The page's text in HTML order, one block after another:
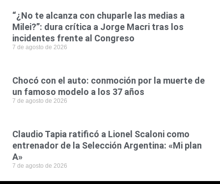
“¿No te alcanza con chuparle las medias a
Milei?”: dura crítica a Jorge Macri tras los
incidentes frente al Congreso
7 de agosto de 2026
Chocó con el auto: conmoción por la muerte de
un famoso modelo a los 37 años
7 de agosto de 2026
Claudio Tapia ratificó a Lionel Scaloni como
entrenador de la Selección Argentina: «Mi plan
A»
7 de agosto de 2026